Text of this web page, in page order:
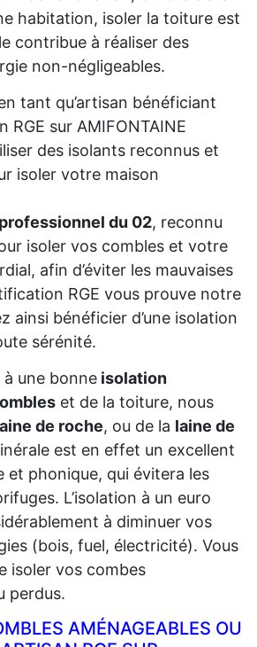
habitation, isoler la toiture est
contribue à réaliser des
non-négligeables.
tant qu’artisan bénéficiant
RGE sur AMIFONTAINE
des isolants reconnus et
isoler votre maison
du 02, reconnu
isoler vos combles et votre
afin d’éviter les mauvaises
RGE vous prouve notre
ainsi bénéficier d’une isolation
sérénité.
une bonne isolation
et de la toiture, nous
de roche, ou de la laine de
est en effet un excellent
et phonique, qui évitera les
L’isolation à un euro
à diminuer vos
(bois, fuel, électricité). Vous
isoler vos combes
perdus.
AMÉNAGEABLES OU